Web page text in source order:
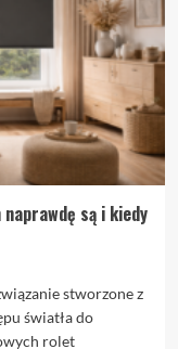
są i kiedy
stworzone z
światła do
rolet